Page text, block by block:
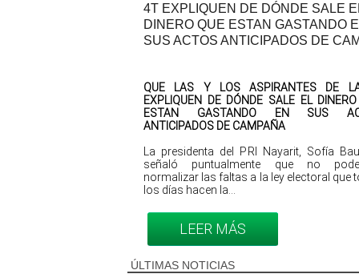
4T EXPLIQUEN DE DÓNDE SALE
DINERO QUE ESTAN GASTANDO
SUS ACTOS ANTICIPADOS DE
QUE LAS Y LOS ASPIRANTES DE
EXPLIQUEN DE DÓNDE SALE EL
ESTAN GASTANDO EN SUS
ANTICIPADOS DE CAMPAÑA
La presidenta del PRI Nayarit, Sofía
señaló puntualmente que no
normalizar las faltas a la ley electoral que
los días hacen la...
LEER MÁS
ÚLTIMAS NOTICIAS